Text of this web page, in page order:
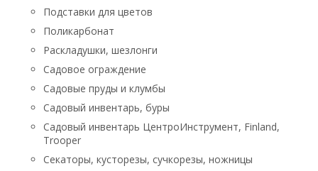
Подставки для цветов
Поликарбонат
Раскладушки, шезлонги
Садовое ограждение
Садовые пруды и клумбы
Садовый инвентарь, буры
Садовый инвентарь ЦентроИнструмент, Finland,
Trooper
Секаторы, кусторезы, сучкорезы, ножницы